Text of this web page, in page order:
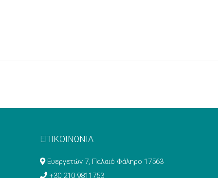
ΕΠΙΚΟΙΝΩΝΙΑ
Ευεργετών 7, Παλαιό Φάληρο 17563
+30 210 9811753